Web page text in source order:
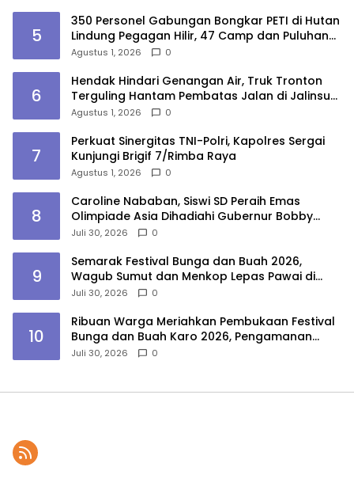
5
350 Personel Gabungan Bongkar PETI di Hutan
Lindung Pegagan Hilir, 47 Camp dan Puluhan
Peralatan Dimusnahkan
Agustus 1, 2026 0
6
Hendak Hindari Genangan Air, Truk Tronton
Terguling Hantam Pembatas Jalan di Jalinsum
Sergai
Agustus 1, 2026 0
7
Perkuat Sinergitas TNI-Polri, Kapolres Sergai
Kunjungi Brigif 7/Rimba Raya
Agustus 1, 2026 0
8
Caroline Nababan, Siswi SD Peraih Emas
Olimpiade Asia Dihadiahi Gubernur Bobby
Nasution Beasiswa Hingga Rumah
Juli 30, 2026 0
9
Semarak Festival Bunga dan Buah 2026,
Wagub Sumut dan Menkop Lepas Pawai di
Berastagi
Juli 30, 2026 0
10
Ribuan Warga Meriahkan Pembukaan Festival
Bunga dan Buah Karo 2026, Pengamanan
Gabungan Berjalan Maksimal
Juli 30, 2026 0